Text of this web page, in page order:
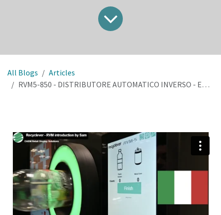
All Blogs
Articles
RVM5-850 - DISTRIBUTORE AUTOMATICO INVERSO - ECOCOMPATTATORE